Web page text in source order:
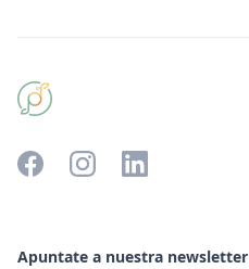
Apuntate a nuestra newsletter